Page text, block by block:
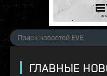
ГЛАВНЫЕ